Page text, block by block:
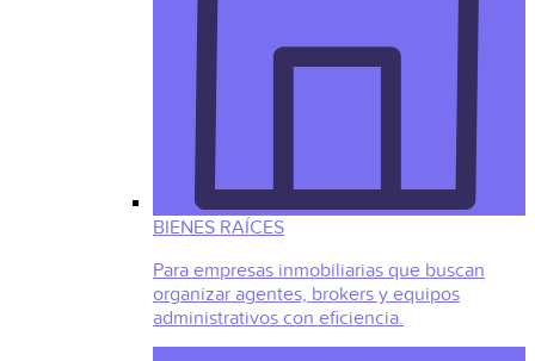
BIENES RAÍCES
Para empresas inmobiliarias que buscan
organizar agentes, brokers y equipos
administrativos con eficiencia.